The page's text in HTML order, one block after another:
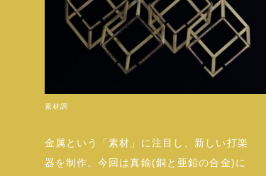
素材調
金属という「素材」に注目し、新しい打楽
器を制作。今回は真鍮(銅と亜鉛の合金)に